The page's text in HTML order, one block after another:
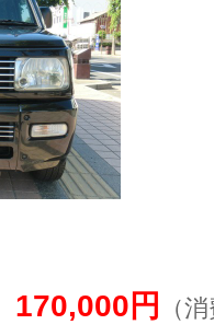
170,000円 （